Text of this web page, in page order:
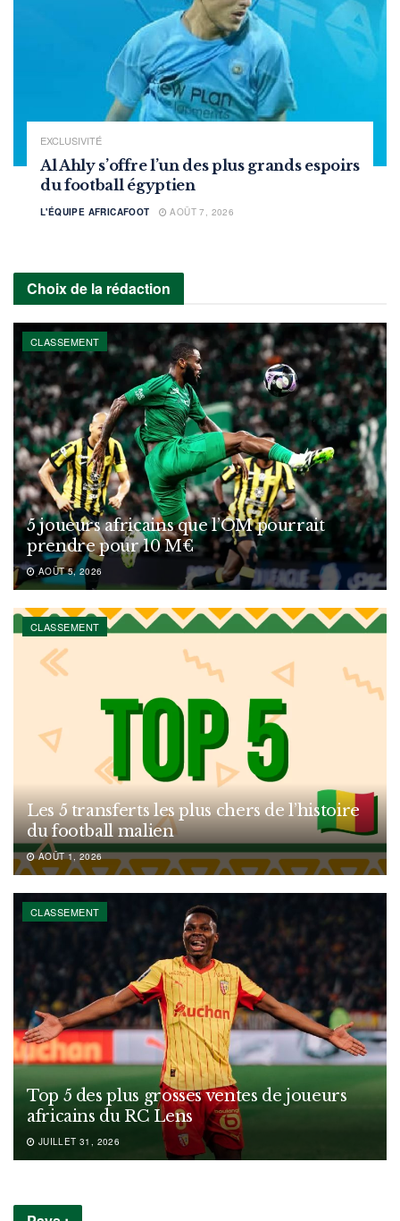
EXCLUSIVITÉ
Al Ahly s’offre l’un des plus grands espoirs
du football égyptien
L'ÉQUIPE AFRICAFOOT AOÛT 7, 2026
Choix de la rédaction
CLASSEMENT
5 joueurs africains que l’OM pourrait
prendre pour 10 M€
AOÛT 5, 2026
CLASSEMENT
Les 5 transferts les plus chers de l’histoire
du football malien
AOÛT 1, 2026
CLASSEMENT
Top 5 des plus grosses ventes de joueurs
africains du RC Lens
JUILLET 31, 2026